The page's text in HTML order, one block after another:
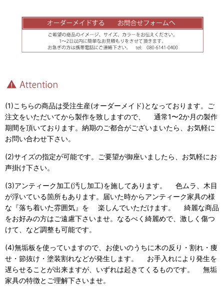
(1)こちらの商品は受注生産(オーダーメイド)となっております。ご
注文をいただいてから製作を致しますので、 通常1〜2か月の製作
期間を頂いております。納期のご都合がございまいたら、お気軽に
お問い合わせ下さい。
(2)サイズの指定が可能です。ご要望が御座いましたら、お気軽にお
声掛け下さい。
(3)アンティーク加工(汚し加工)を施してあります。 色ムラ、木目
が浮いている箇所もあります。届いた時からアンティーク家具の様
な『落ち着いた雰囲気』を 楽しんでいただけます。 綺麗な商品
をお好みの方はご遠慮下さいませ。なるべく綺麗めで、激しく傷つ
けて、など調整も可能です。
(4)無垢板を使っていますので、お使いのうちに木の反り・割れ・痩
せ・節抜け・塗装割れなどが発生します。 お手入れにより発生を
遅らせることが出来ますが、いずれは起きてくるものです。 無垢
家具の特徴とご理解下さいませ。